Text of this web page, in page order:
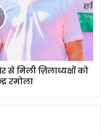
मिली ज़िलाध्यक्षों को
रमोला